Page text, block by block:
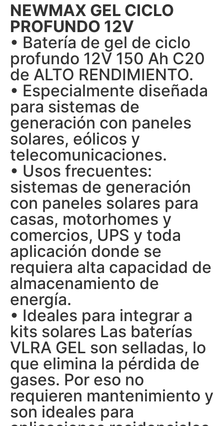
NEWMAX GEL CICLO
PROFUNDO 12V
• Batería de gel de ciclo
profundo 12V 150 Ah C20
de ALTO RENDIMIENTO.
• Especialmente diseñada
para sistemas de
generación con paneles
solares, eólicos y
telecomunicaciones.
• Usos frecuentes:
sistemas de generación
con paneles solares para
casas, motorhomes y
comercios, UPS y toda
aplicación donde se
requiera alta capacidad de
almacenamiento de
energía.
• Ideales para integrar a
kits solares Las baterías
VLRA GEL son selladas, lo
que elimina la pérdida de
gases. Por eso no
requieren mantenimiento y
son ideales para